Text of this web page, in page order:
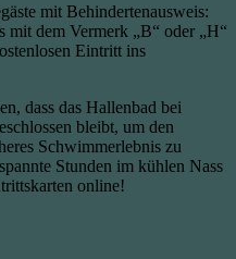
mit Behindertenausweis:
mit dem Vermerk „B“ oder „H“
Eintritt ins
dass das Hallenbad bei
bleibt, um den
Schwimmerlebnis zu
Stunden im kühlen Nass
online!